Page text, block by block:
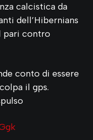
calcistica da
dell’Hibernians
pari contro
conto di essere
il gps.